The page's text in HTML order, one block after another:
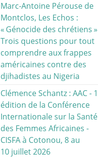
Marc-Antoine Pérouse de
Montclos, Les Echos :
« Génocide des chrétiens »
Trois questions pour tout
comprendre aux frappes
américaines contre des
djihadistes au Nigeria
Clémence Schantz : AAC - 1
édition de la Conférence
Internationale sur la Santé
des Femmes Africaines -
CISFA à Cotonou, 8 au
10 juillet 2026